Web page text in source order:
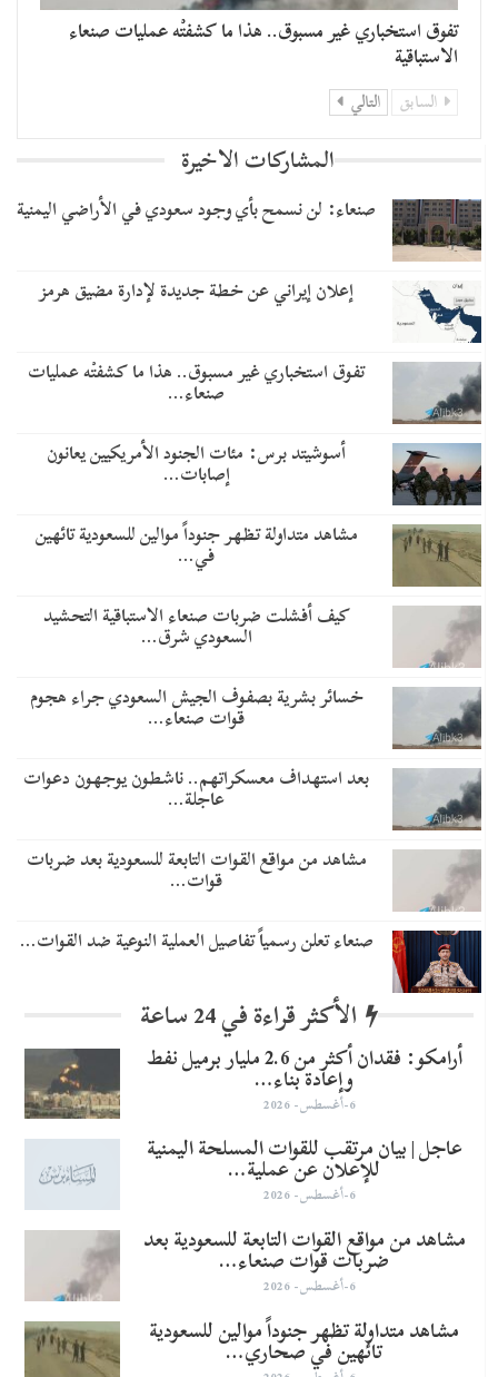
تفوق استخباري غير مسبوق.. هذا ما كشفتْه عمليات صنعاء
الاستباقية
السابق التالي
المشاركات الاخيرة
صنعاء: لن نسمح بأي وجود سعودي في الأراضي اليمنية
إعلان إيراني عن خطة جديدة لإدارة مضيق هرمز
تفوق استخباري غير مسبوق.. هذا ما كشفتْه عمليات
صنعاء…
أسوشيتد برس: مئات الجنود الأمريكيين يعانون
إصابات…
مشاهد متداولة تظهر جنوداً موالين للسعودية تائهين
في…
​كيف أفشلت ضربات صنعاء الاستباقية التحشيد
السعودي شرق…
خسائر بشرية بصفوف الجيش السعودي جراء هجوم
قوات صنعاء…
بعد استهداف معسكراتهم.. ناشطون يوجهون دعوات
عاجلة…
مشاهد من مواقع القوات التابعة للسعودية بعد ضربات
قوات…
صنعاء تعلن رسمياً تفاصيل العملية النوعية ضد القوات…
الأكثر قراءة في 24 ساعة
أرامكو: فقدان أكثر من 2.6 مليار برميل نفط
وإعادة بناء…
6-أغسطس- 2026
عاجل | بيان مرتقب للقوات المسلحة اليمنية
للإعلان عن عملية…
6-أغسطس- 2026
مشاهد من مواقع القوات التابعة للسعودية بعد
ضربات قوات صنعاء…
6-أغسطس- 2026
مشاهد متداولة تظهر جنوداً موالين للسعودية
تائهين في صحاري…